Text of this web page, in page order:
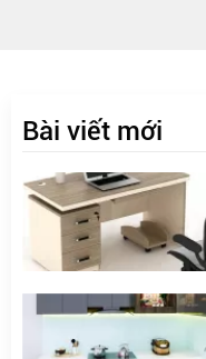
Bài viết mới